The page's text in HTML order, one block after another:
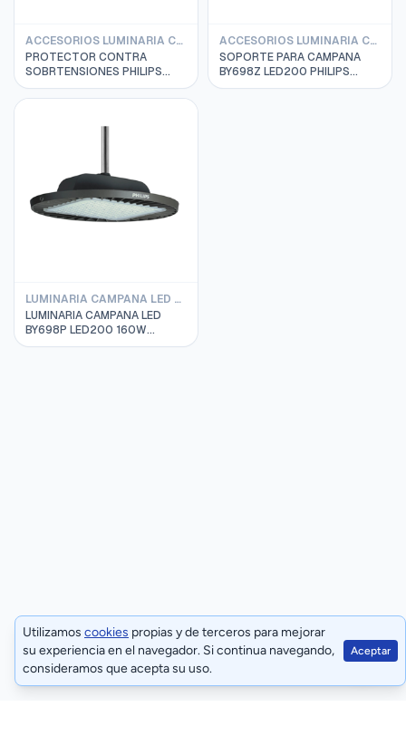
ACCESORIOS LUMINARIA CAMPANA PHILIPS
PROTECTOR CONTRA
SOBRTENSIONES PHILIPS
277V 929000665202
ACCESORIOS LUMINARIA CAMPANA PHILIPS
SOPORTE PARA CAMPANA
BY698Z LED200 PHILIPS
911401523531
LUMINARIA CAMPANA LED PHILIPS BY698P DIMERIZADO
LUMINARIA CAMPANA LED
BY698P LED200 160W
4000K 220-240VAC IP65
Utilizamos cookies propias y de terceros para mejorar
su experiencia en el navegador. Si continua navegando,
consideramos que acepta su uso.
Aceptar